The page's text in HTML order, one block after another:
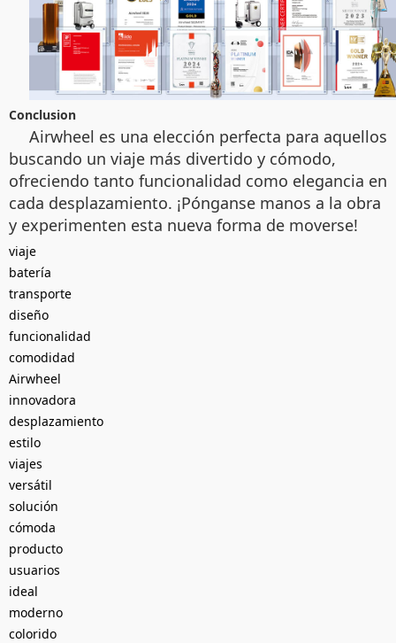
Conclusion
Airwheel es una elección perfecta para aquellos
buscando un viaje más divertido y cómodo,
ofreciendo tanto funcionalidad como elegancia en
cada desplazamiento. ¡Pónganse manos a la obra
y experimenten esta nueva forma de moverse!
viaje
batería
transporte
diseño
funcionalidad
comodidad
Airwheel
innovadora
desplazamiento
estilo
viajes
versátil
solución
cómoda
producto
usuarios
ideal
moderno
colorido